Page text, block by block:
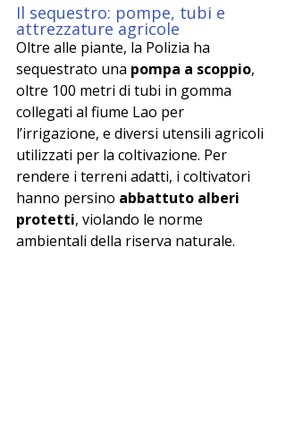
Il sequestro: pompe, tubi e
attrezzature agricole
Oltre alle piante, la Polizia ha
sequestrato una pompa a scoppio,
oltre 100 metri di tubi in gomma
collegati al fiume Lao per
l’irrigazione, e diversi utensili agricoli
utilizzati per la coltivazione. Per
rendere i terreni adatti, i coltivatori
hanno persino abbattuto alberi
protetti, violando le norme
ambientali della riserva naturale.